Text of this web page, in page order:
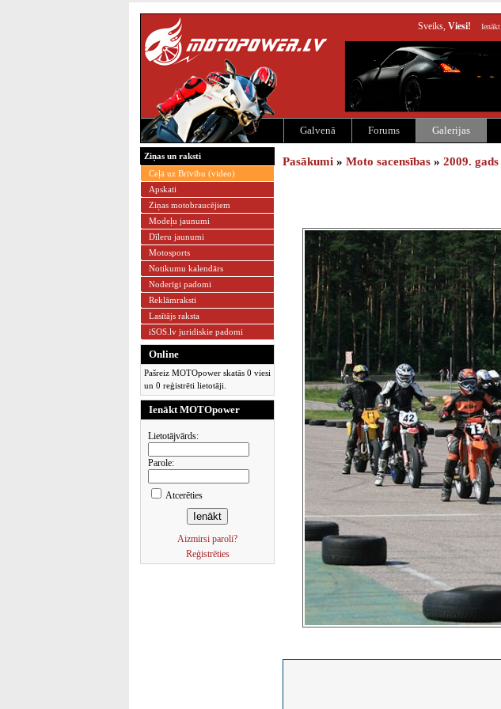
Sveiks, Viesi! Ienākt
Galvenā Forums Galerijas
Ziņas un raksti
Ceļā uz Brīvību (video)
Apskati
Ziņas motobraucējiem
Modeļu jaunumi
Dīleru jaunumi
Motosports
Notikumu kalendārs
Noderīgi padomi
Reklāmraksti
Lasītājs raksta
iSOS.lv juridiskie padomi
Online
Pašreiz MOTOpower skatās 0 viesi
un 0 reģistrēti lietotāji.
Ienākt MOTOpower
Lietotājvārds:
Parole:
Atcerēties
Aizmirsi paroli?
Reģistrēties
Pasākumi » Moto sacensības » 2009. gads